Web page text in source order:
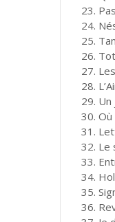
23.
24.
25.
26.
27.
28.
29.
30. Où
31.
32. Le
33.
34.
35.
36.